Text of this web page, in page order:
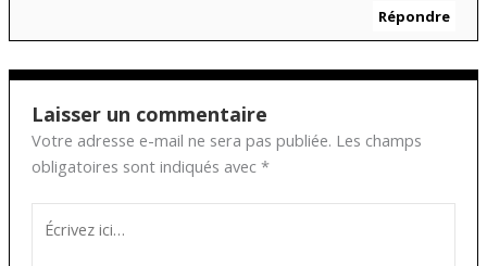
Répondre
Laisser un commentaire
Votre adresse e-mail ne sera pas publiée. Les champs
obligatoires sont indiqués avec *
ici…